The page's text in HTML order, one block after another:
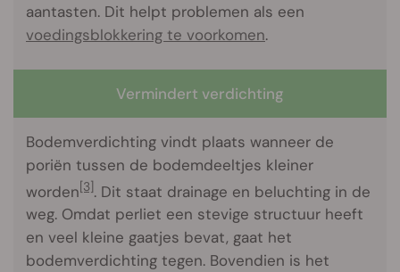
aantasten. Dit helpt problemen als een
voedingsblokkering te voorkomen.
Vermindert verdichting
Bodemverdichting vindt plaats wanneer de
poriën tussen de bodemdeeltjes kleiner
worden[3]. Dit staat drainage en beluchting in de
weg. Omdat perliet een stevige structuur heeft
en veel kleine gaatjes bevat, gaat het
bodemverdichting tegen. Bovendien is het